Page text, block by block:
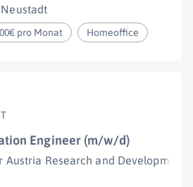
pro Monat Homeoffice
Engineer (m/w/d)
Austria Research and Development